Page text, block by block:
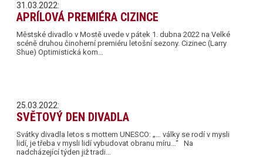
31.03.2022:
APRÍLOVÁ PREMIÉRA CIZINCE
Městské divadlo v Mostě uvede v pátek 1. dubna 2022 na Velké
scéně druhou činoherní premiéru letošní sezony. Cizinec (Larry
Shue) Optimistická kom…
25.03.2022:
SVĚTOVÝ DEN DIVADLA
Svátky divadla letos s mottem UNESCO: „… války se rodí v mysli
lidí, je třeba v mysli lidí vybudovat obranu míru…“ Na
nadcházející týden již tradi…